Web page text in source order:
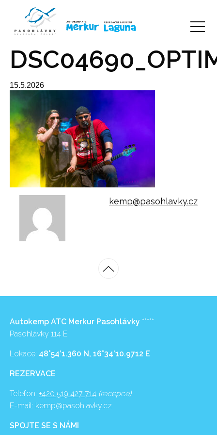
15.5.2026
kemp@pasohlavky.cz
Autokemp ATC Merkur Pasohlávky *****
Pasohlávky 114 E
Lokace: 48°54’1.360 N, 16°34’10.9712 E
REZERVACE
Telefon: +420 519 427 714 (recepce)
E-mail: kemp@pasohlavky.cz
SPOJTE SE S NÁMI